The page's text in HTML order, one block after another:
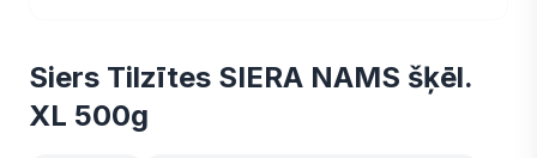
Siers Tilzītes SIERA NAMS šķēl.
XL 500g